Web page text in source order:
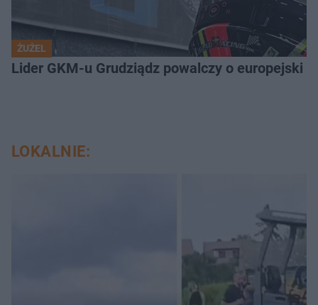
ŻUŻEL
Lider GKM-u Grudziądz powalczy o europejski
LOKALNIE: